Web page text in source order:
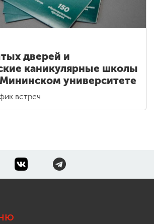
дверей и
каникулярные школы
университете
встреч